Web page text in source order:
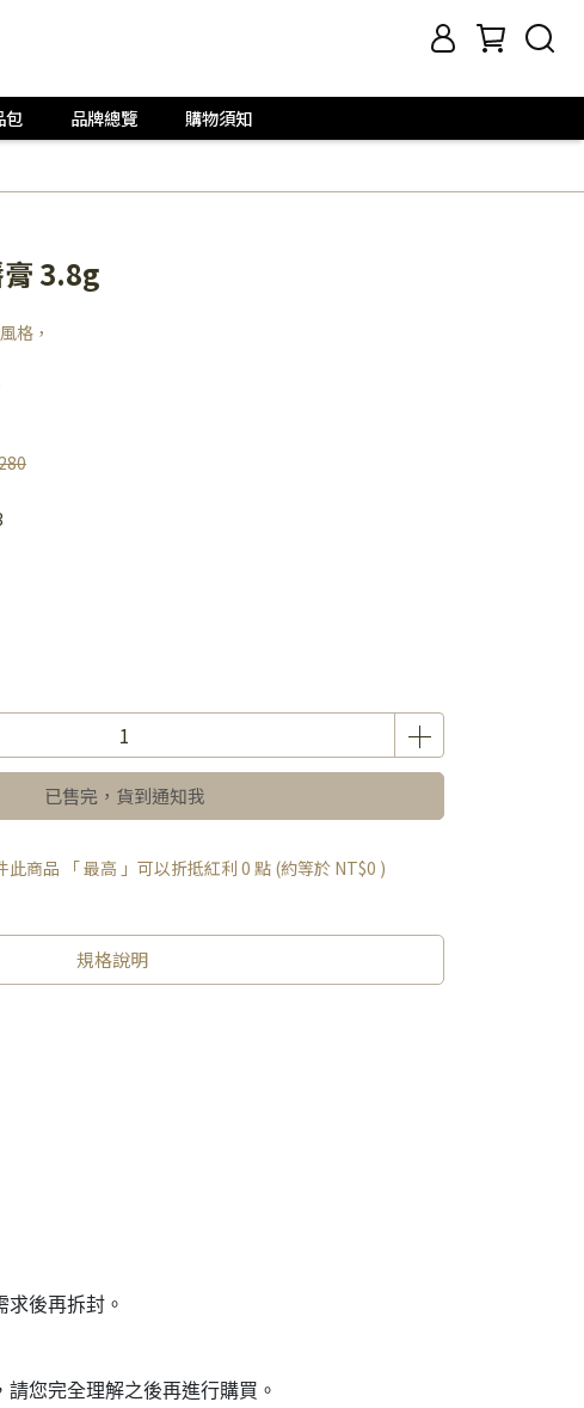
包 品牌總覽 購物須知
3.8g
格，
已售完，貨到通知我
此商品 「 最高 」可以折抵紅利 0 點 (約等於 NT$0 )
規格說明
後再拆封。
您完全理解之後再進行購買。